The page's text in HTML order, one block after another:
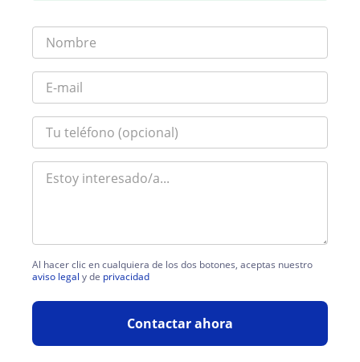
Al hacer clic en cualquiera de los dos botones, aceptas nuestro
aviso legal y de privacidad
Contactar ahora